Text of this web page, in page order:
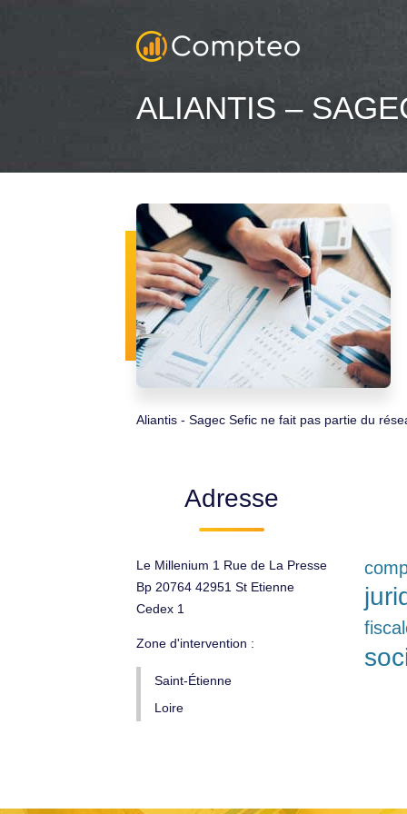
ALIANTIS –
Aliantis - Sagec Sefic ne fait pas partie du
Adresse
Le Millenium 1 Rue de La Presse
Bp 20764 42951 St Etienne
Cedex 1
Zone d'intervention :
Saint-Étienne
Loire